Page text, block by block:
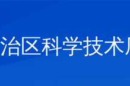
区科学技术